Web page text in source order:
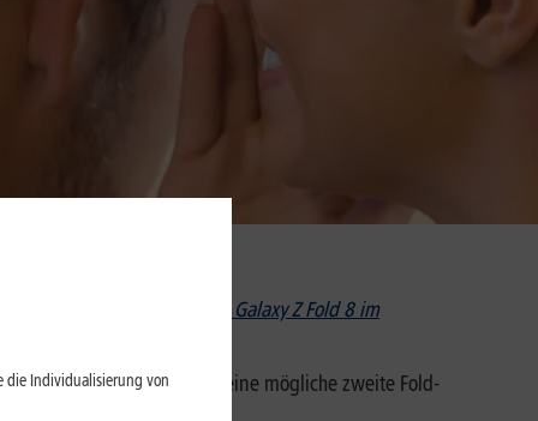
im Beitrag
„Wie sich das Galaxy Z Fold 8 im
Akku, Kamera und eine mögliche zweite Fold-
die Individualisierung von